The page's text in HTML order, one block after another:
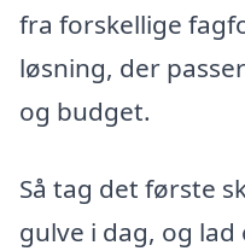
fra forskellige
løsning, der
og budget.
Så tag det første
gulve i dag, og